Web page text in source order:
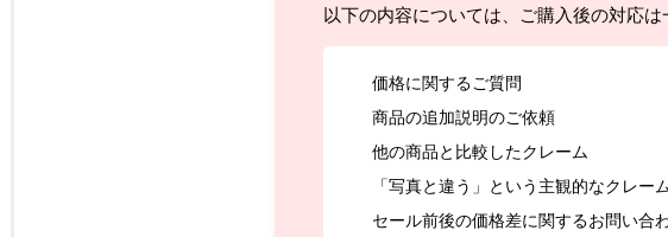
以下の内容については、ご購入後の対応は
価格に関するご質問
商品の追加説明のご依頼
他の商品と比較したクレーム
「写真と違う」という主観的なクレー
セール前後の価格差に関するお問い合